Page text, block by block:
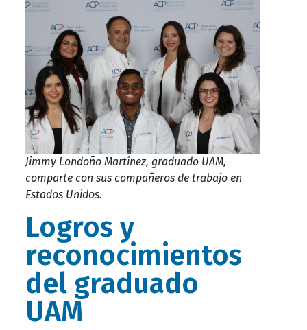
Jimmy Londoño Martínez, graduado UAM,
comparte con sus compañeros de trabajo en
Estados Unidos.
Logros y
reconocimientos
del graduado
UAM